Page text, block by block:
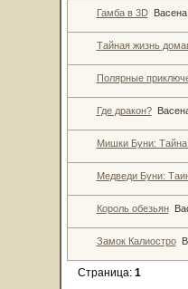
Гамба в 3D Васена
Тайная жизнь
Полярные
Где дракон?
Мишки Буни: Тайна
Медведи Буни:
Король обезьян
Замок Калиостро
Страница: 1